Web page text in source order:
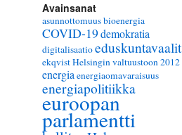
Avainsanat
asunnottomuusbioenergia
COVID-19demokratia
digitalisaatioeduskuntavaalit
ekqvist Helsingin valtuustoon 2012
energia energiaomavaraisuus
energiapolitiikka
euroopan
parlamentti